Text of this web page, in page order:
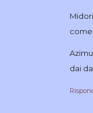
come
dai